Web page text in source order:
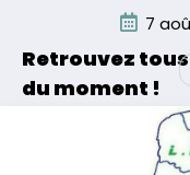
contenu
7
Retrouvez
du moment !
Les événements
Hauts de France et